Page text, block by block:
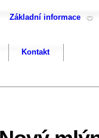
Základní informace
Kontakt